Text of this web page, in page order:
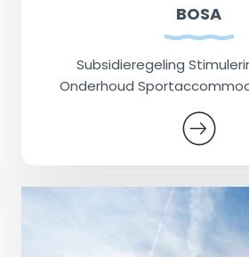
BOSA
Subsidieregeling
Onderhoud